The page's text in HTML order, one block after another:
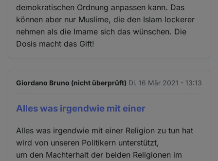
demokratischen Ordnung anpassen kann. Das
können aber nur Muslime, die den Islam lockerer
nehmen als die Imame sich das wünschen. Die
Dosis macht das Gift!
Giordano Bruno (nicht überprüft) Di. 16 Mär 2021 - 13:13
Alles was irgendwie mit einer
Alles was irgendwie mit einer Religion zu tun hat
wird von unseren Politikern unterstützt,
um den Machterhalt der beiden Religionen im